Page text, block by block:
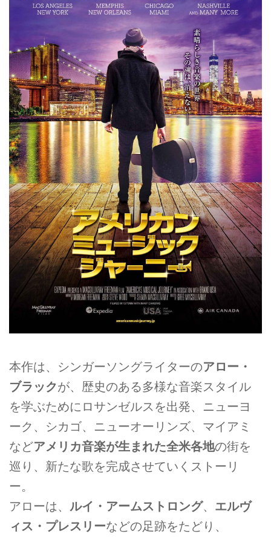
本作は、シンガーソングライターのアロー・
ブラックが、歴史のある多様な音楽スタイル
を学ぶためにロサンゼルスを出発、ニューヨ
ーク、シカゴ、ニューオーリンズ、マイアミ
などアメリカ音楽が生まれた全米各地の街を
巡り、新たな歌を完成させていくストーリ
ー。
アローは、 ルイ・アームストロング、 エルヴ
ィス・プレスリーなどの足跡をたどり、